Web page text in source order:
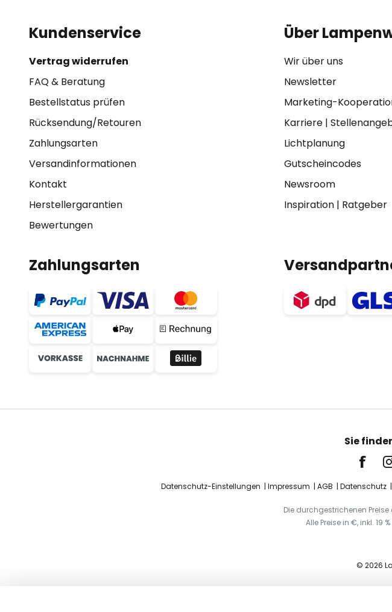
Kundenservice
Vertrag widerrufen
FAQ & Beratung
Bestellstatus prüfen
Rücksendung/Retouren
Zahlungsarten
Versandinformationen
Kontakt
Herstellergarantien
Bewertungen
Über
Wir über uns
Newsletter
Marketing-
Karriere|
Lichtplanung
Gutscheincodes
Newsroom
Inspiration| Ratgeber
Zahlungsarten
Sie
Datenschutz-Einstellungen Impressum AGB Datenschutz
Die durchgestrichenen Preise
Alle Preise in €, inkl. 19
© 2026